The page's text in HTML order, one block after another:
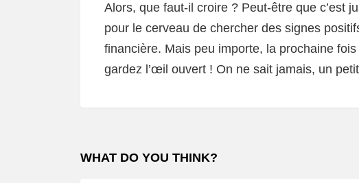
Alors, que faut-il croire ? Peut-être que c’est
pour le cerveau de chercher des signes
financière. Mais peu importe, la prochaine
gardez l’œil ouvert ! On ne sait jamais, un
WHAT DO YOU THINK?